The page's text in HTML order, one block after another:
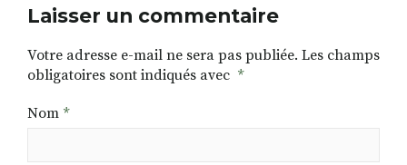
Laisser un commentaire
Votre adresse e-mail ne sera pas publiée. Les champs
obligatoires sont indiqués avec *
Nom *